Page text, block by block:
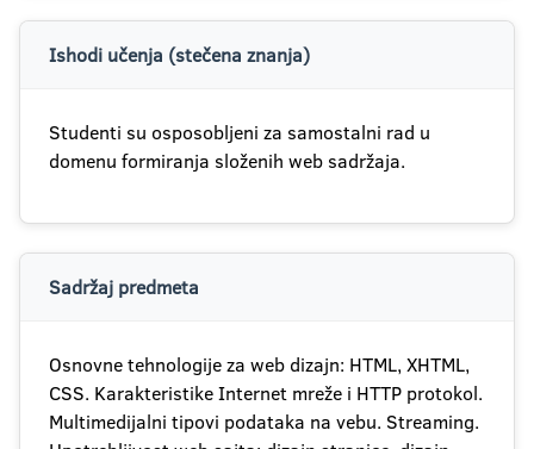
Ishodi učenja (stečena znanja)
Studenti su osposobljeni za samostalni rad u
domenu formiranja složenih web sadržaja.
Sadržaj predmeta
Osnovne tehnologije za web dizajn: HTML, XHTML,
CSS. Karakteristike Internet mreže i HTTP protokol.
Multimedijalni tipovi podataka na vebu. Streaming.